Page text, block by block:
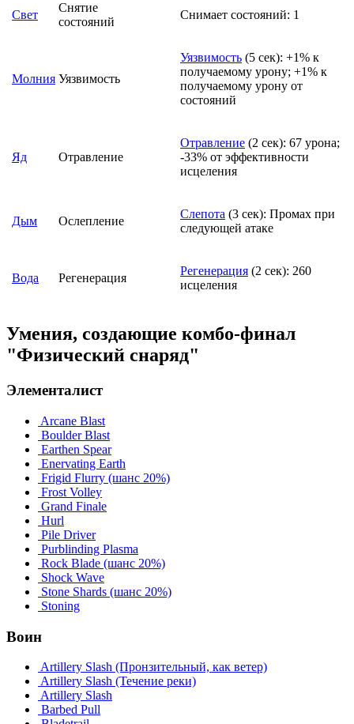
Свет
Снятие
состояний
Снимает состояний: 1
Молния Уязвимость
Уязвимость (5 сек): +1% к
получаемому урону; +1% к
получаемому урону от
состояний
Яд Отравление
Отравление (2 сек): 67 урона;
-33% от эффективности
исцеления
Дым Ослепление
Слепота (3 сек): Промах при
следующей атаке
Вода Регенерация
Регенерация (2 сек): 260
исцеления
Умения, создающие комбо-финал
"Физический снаряд"
Элементалист
Arcane Blast
Boulder Blast
Earthen Spear
Enervating Earth
Frigid Flurry (шанс 20%)
Frost Volley
Grand Finale
Hurl
Pile Driver
Purblinding Plasma
Rock Blade (шанс 20%)
Shock Wave
Stone Shards (шанс 20%)
Stoning
Воин
Artillery Slash (Пронзительный, как ветер)
Artillery Slash (Течение реки)
Artillery Slash
Barbed Pull